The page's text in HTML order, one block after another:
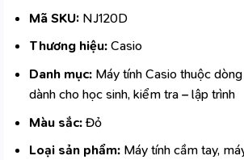
Mã SKU:NJ120D
Thương hiệu:Casio
Danh mục:Máy tính Casio thuộc dòng
dành cho học sinh, kiểm tra – lập trình
Màu sắc:Đỏ
Loại sản phẩm:Máy tính cầm tay,